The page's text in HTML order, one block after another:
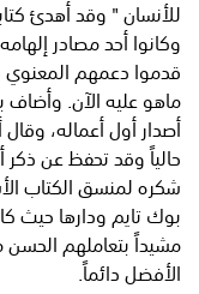
للأنسان " وقد أهدئ
وكانوا أحد مصادر
قدموا دعمهم المعنوي
ماهو عليه الآن.
أصدار أول أعماله،
حالياً وقد تحفظ عن
شكره لمنسق الكتاب
بوك تايم ودارها حيث
مشيداً بتعاملهم الحسن
الأفضل دائماً.